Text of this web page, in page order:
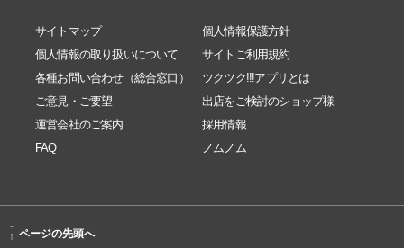
サイトマップ
個人情報保護方針
個人情報の取り扱いについて
サイトご利用規約
各種お問い合わせ（総合窓口）
ツクツク!!!アプリとは
ご意見・ご要望
出店をご検討のショップ様
運営会社のご案内
採用情報
FAQ
ノムノム
-
↑ ページの先頭へ